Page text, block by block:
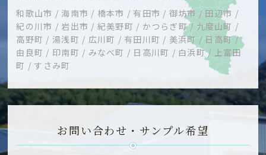
和歌山市 / 海南市 / 橋本市 / 有田市 / 御坊市 / 田辺市 /
紀の川市 / 岩出市 / 紀美野町 / かつらぎ町 / 九度山町 /
高野町 / 湯浅町 / 広川町 / 有田川町 / 美浜町 / 日高町 /
由良町 / 印南町 / みなべ町 / 日高川町 / 白浜町 / 上富田
町 / すさみ町
お問い合わせ・サンプル希望